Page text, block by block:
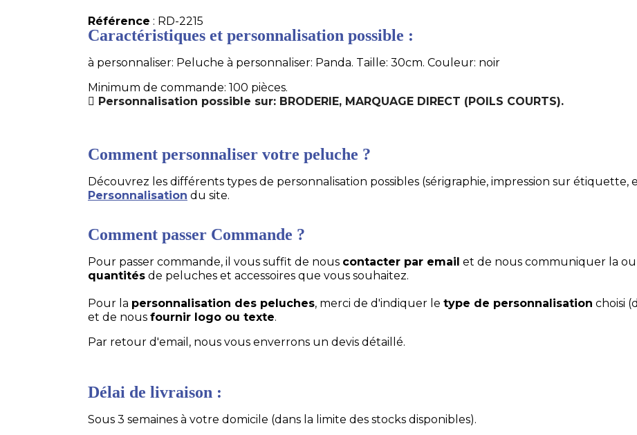
Référence : RD-2215
Caractéristiques et personnalisation possible :
à personnaliser: Peluche à personnaliser: Panda. Taille: 30cm. Couleur: noir
Minimum de commande: 100 pièces.
Personnalisation possible sur: BRODERIE, MARQUAGE DIRECT (POILS COURTS).
Comment personnaliser votre peluche ?
Découvrez les différents types de personnalisation possibles (sérigraphie, impression sur étiquette,
Personnalisation du site.
Comment passer Commande ?
Pour passer commande, il vous suffit de nous contacter par email et de nous communiquer la ou
quantités de peluches et accessoires que vous souhaitez.
Pour la personnalisation des peluches, merci de d'indiquer le type de personnalisation choisi
et de nous fournir logo ou texte.
Par retour d'email, nous vous enverrons un devis détaillé.
Délai de livraison :
Sous 3 semaines à votre domicile (dans la limite des stocks disponibles).